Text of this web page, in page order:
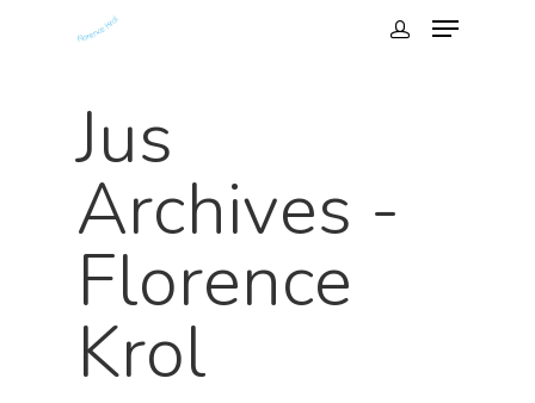
Hit enter to search or ESC to close
Jus
Archives -
Florence
Krol